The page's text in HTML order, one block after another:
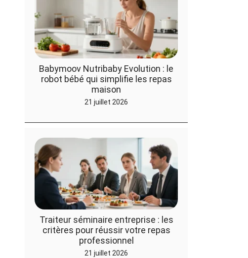
Babymoov Nutribaby Evolution : le
robot bébé qui simplifie les repas
maison
21 juillet 2026
Traiteur séminaire entreprise : les
critères pour réussir votre repas
professionnel
21 juillet 2026